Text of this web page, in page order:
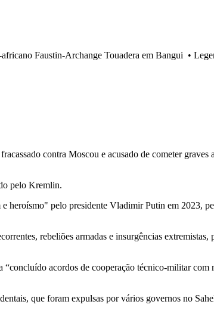
Faustin-Archange Touadera em Bangui •
contra Moscou e acusado de cometer
pelo Kremlin.
heroísmo" pelo presidente Vladimir Putin em 2023,
rebeliões armadas e insurgências
acordos de cooperação técnico-militar com
que foram expulsas por vários governos no